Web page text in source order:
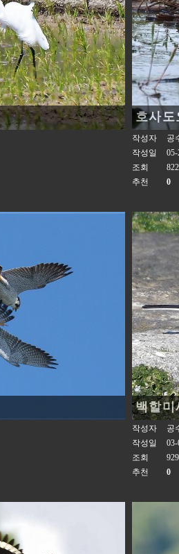
호사도
작성자
공
작성일
05-
조회
822
추천
0
백할미
작성자
공
작성일
03-
조회
929
추천
0